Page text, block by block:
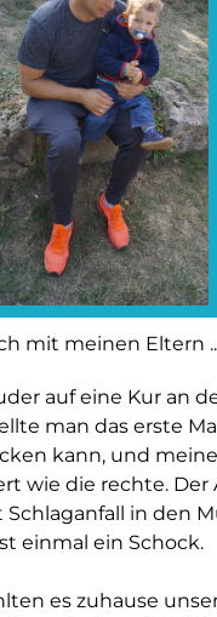
mit meinen Eltern
auf eine Kur an
man das erste
kann, und
wie die rechte. Der
Schlaganfall in den
einmal ein Schock.
es zuhause